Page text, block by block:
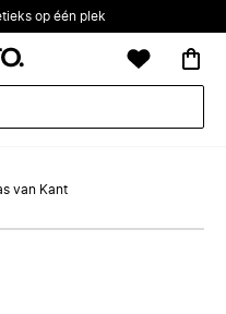
op één plek
van Kant